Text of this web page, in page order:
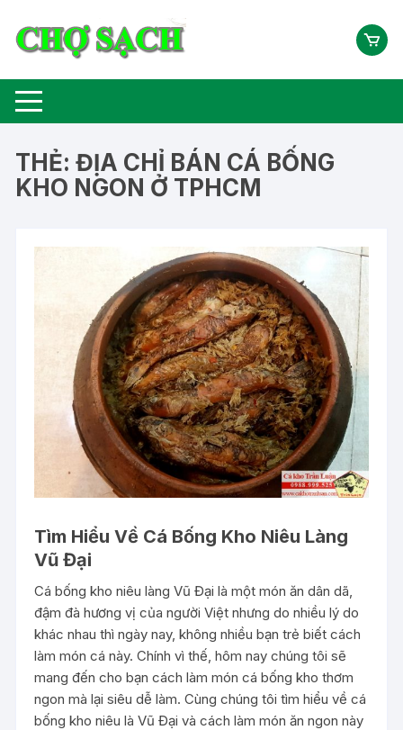
THẺ:ĐỊA CHỈ BÁN CÁ BỐNG
KHO NGON Ở TPHCM
Tìm Hiểu Về Cá Bống Kho Niêu Làng
Vũ Đại
Cá bống kho niêu làng Vũ Đại là một món ăn dân dã,
đậm đà hương vị của người Việt nhưng do nhiều lý do
khác nhau thì ngày nay, không nhiều bạn trẻ biết cách
làm món cá này. Chính vì thế, hôm nay chúng tôi sẽ
mang đến cho bạn cách làm món cá bống kho thơm
ngon mà lại siêu dễ làm. Cùng chúng tôi tìm hiểu về cá
bống kho niêu là Vũ Đại và cách làm món ăn ngon này